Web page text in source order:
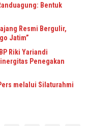
Bentuk
Resmi Bergulir,
Jatim”
Riki Yariandi
Penegakan
melalui Silaturahmi